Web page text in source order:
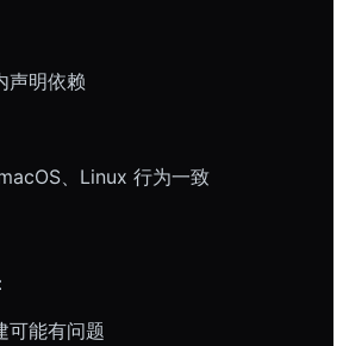
声明依赖
、Linux 行为一致
：
可能有问题